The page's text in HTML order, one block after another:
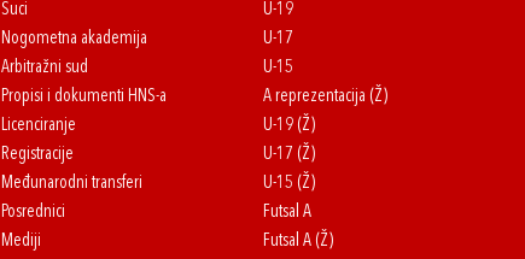
Suci
Nogometna akademija
Arbitražni sud
Propisi i dokumenti HNS-a
Licenciranje
Registracije
Međunarodni transferi
Posrednici
Mediji
U-19
U-17
U-15
A reprezentacija (Ž)
U-19 (Ž)
U-17 (Ž)
U-15 (Ž)
Futsal A
Futsal A (Ž)